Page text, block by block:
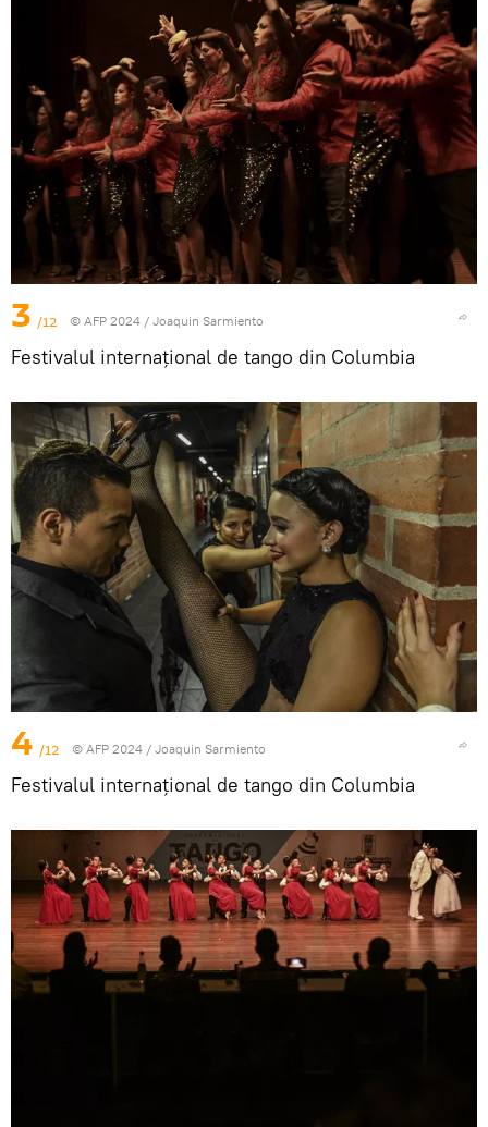
3 /12 © AFP 2024 / Joaquin Sarmiento
Festivalul internațional de tango din Columbia
4 /12 © AFP 2024 / Joaquin Sarmiento
Festivalul internațional de tango din Columbia